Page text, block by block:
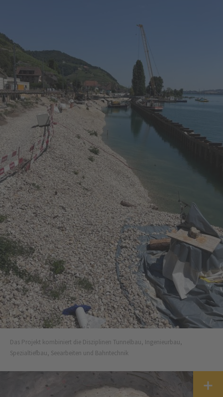
Das Projekt kombiniert die Disziplinen Tunnelbau, Ingenieurbau,
Spezialtiefbau, Seearbeiten und Bahntechnik